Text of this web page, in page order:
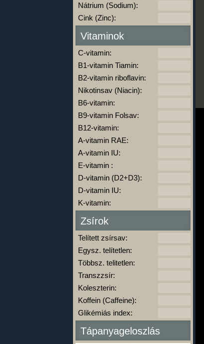
Nátrium (Sodium):
Cink (Zinc):
Vitaminok
C-vitamin:
B1-vitamin Tiamin:
B2-vitamin riboflavin:
Nikotinsav (Niacin):
B6-vitamin:
B9-vitamin Folsav:
B12-vitamin:
A-vitamin RAE:
A-vitamin IU:
E-vitamin :
D-vitamin (D2+D3):
D-vitamin IU:
K-vitamin:
Zsírok
Telített zsírsav:
Egysz. telítetlen:
Többsz. telitetlen:
Transzzsír:
Koleszterin:
Koffein (Caffeine):
Glikémiás index:
Tápanyageloszlás